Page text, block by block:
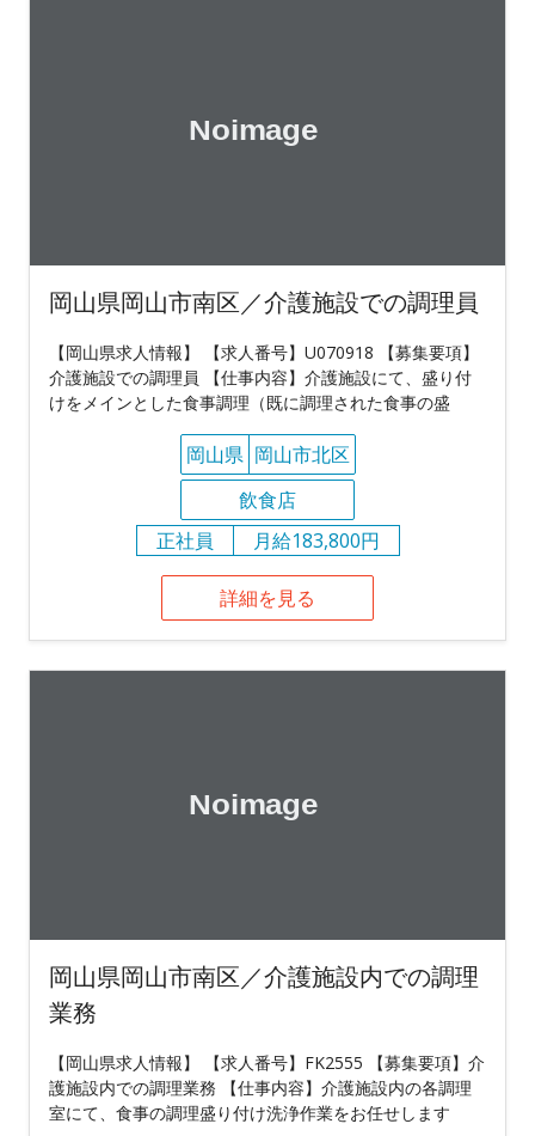
岡山県岡山市南区／介護施設での調理員
【岡山県求人情報】 【求人番号】U070918 【募集要項】
介護施設での調理員 【仕事内容】介護施設にて、盛り付
けをメインとした食事調理（既に調理された食事の盛
岡山県 岡山市北区
飲食店
正社員
月給183,800円
詳細を見る
岡山県岡山市南区／介護施設内での調理
業務
【岡山県求人情報】 【求人番号】FK2555 【募集要項】介
護施設内での調理業務 【仕事内容】介護施設内の各調理
室にて、食事の調理盛り付け洗浄作業をお任せします